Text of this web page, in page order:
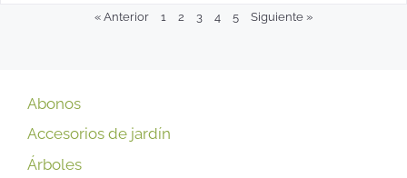
« Anterior 1 2 3 4 5 Siguiente »
Abonos
Accesorios de jardín
Árboles